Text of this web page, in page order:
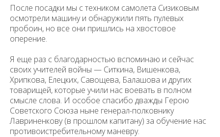
После посадки мы с техником самолета Сизиковым
осмотрели машину и обнаружили пять пулевых
пробоин, но все они пришлись на хвостовое
оперение.
Я еще раз с благодарностью вспоминаю и сейчас
своих учителей войны — Ситкина, Вишенкова,
Хрипкова, Елецких, Савощева, Балашова и других
товарищей, которые учили нас воевать в полном
смысле слова. И особое спасибо дважды Герою
Советского Союза ныне генерал-полков­нику
Лавриненкову (в прошлом капитану) за обучение нас
противоистребительному маневру.